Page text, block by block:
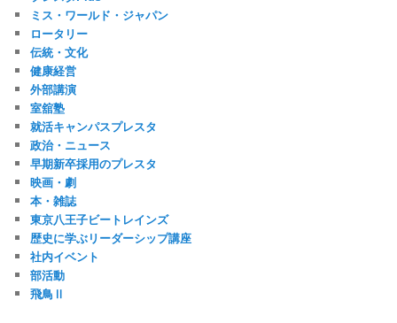
ミス・ワールド・ジャパン
ロータリー
伝統・文化
健康経営
外部講演
室舘塾
就活キャンパスプレスタ
政治・ニュース
早期新卒採用のプレスタ
映画・劇
本・雑誌
東京八王子ビートレインズ
歴史に学ぶリーダーシップ講座
社内イベント
部活動
飛鳥Ⅱ